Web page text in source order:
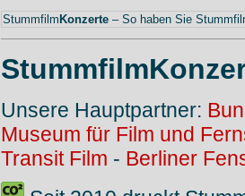
StummfilmKonzerte – So haben Sie
Unsere Hauptpartner:
Museum für Film und
Transit Film - Berliner